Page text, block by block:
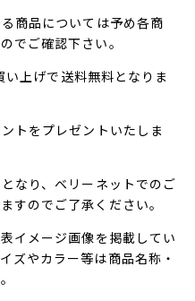
商品については予め各商
でご確認下さい。
上げで送料無料となりま
トをプレゼントいたしま
なり、ベリーネットでのご
すのでご了承ください。
イメージ画像を掲載してい
ズやカラー等は商品名称・